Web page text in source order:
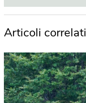
Articoli correlati